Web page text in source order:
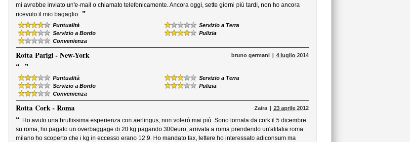
mi avrebbe inviato un'e-mail o chiamato telefonicamente. Ancora oggi, sette giorni più tardi, non ho ancora
ricevuto il mio bagaglio. ”
Puntualità
Servizio a Terra
Servizio a Bordo
Pulizia
Convenienza
Rotta Parigi - New-York bruno germani 4 luglio 2014
“ ”
Puntualità
Servizio a Terra
Servizio a Bordo
Pulizia
Convenienza
Rotta Cork - Roma Zaira 23 aprile 2012
“ Ho avuto una bruttissima esperienza con aerlingus, non volerò mai più. Sono tornata da cork il 5 dicembre
su roma, ho pagato un overbaggage di 20 kg pagando 300euro, arrivata a roma prendendo un'alitalia roma
milano ho scoperto che i kg in eccesso erano 12.9. Ho mandato fax, lettere ho interessato adiconsum ma